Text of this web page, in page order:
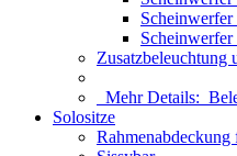
Scheinwerfer
Zusatzbeleuchtung
Mehr Details:
Solositze
Rahmenabdeckung